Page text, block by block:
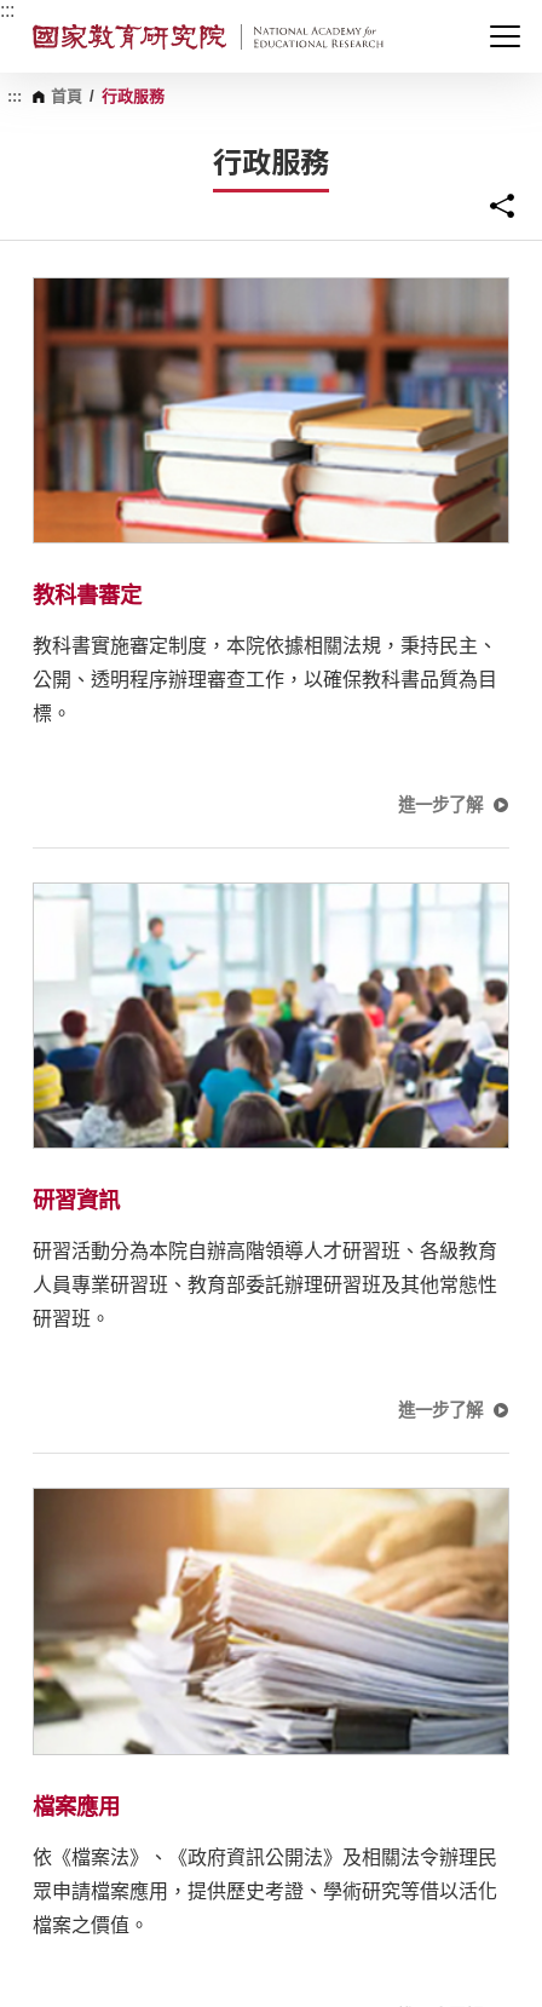
跳
內
:::
::: 首頁 / 行政服務
行政服務
教科書審定
教科書實施審定制度，本院依據相關法規，秉持民主、
公開、透明程序辦理審查工作，以確保教科書品質為目
標。
進一步了解
研習資訊
研習活動分為本院自辦高階領導人才研習班、各級教育
人員專業研習班、教育部委託辦理研習班及其他常態性
研習班。
進一步了解
檔案應用
依《檔案法》、《政府資訊公開法》及相關法令辦理民
眾申請檔案應用，提供歷史考證、學術研究等借以活化
檔案之價值。